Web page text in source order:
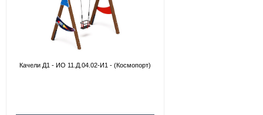
Качели Д1 - ИО 11.Д.04.02-И1 - (Космопорт)